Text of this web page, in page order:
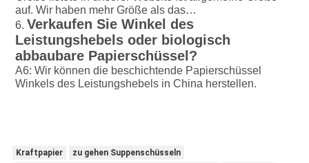
auf. Wir haben mehr Größe als das…
6. Verkaufen Sie Winkel des
Leistungshebels oder biologisch
abbaubare Papierschüssel?
A6: Wir können die beschichtende Papierschüssel
Winkels des Leistungshebels in China herstellen.
Kraftpapier
zu gehen Suppenschüsseln